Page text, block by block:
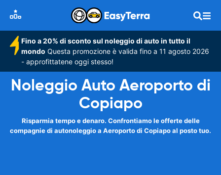
Fino a 20% di sconto sul noleggio di auto in tutto il
mondo Questa promozione è valida fino a 11 agosto 2026
- approfittatene oggi stesso!
Noleggio Auto Aeroporto di
Copiapo
Risparmia tempo e denaro. Confrontiamo le offerte delle
compagnie di autonoleggio a Aeroporto di Copiapo al posto tuo.